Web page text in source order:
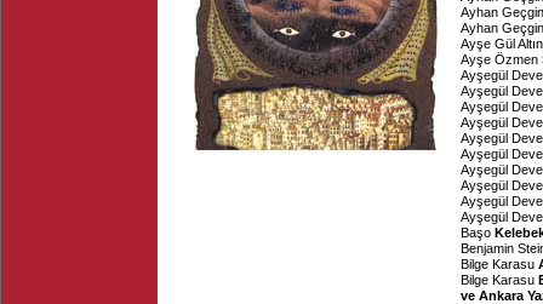
Ayhan Geçgin
Ayhan Geçgin
Ayşe Gül
Ayşe Özmen
Ayşegül
Ayşegül
Ayşegül
Ayşegül
Ayşegül
Ayşegül
Ayşegül
Ayşegül
Ayşegül
Ayşegül
Başo
Benjamin
Bilge Karasu
Bilge Karasu
ve Ankara